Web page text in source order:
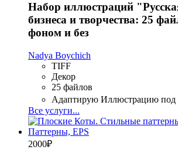
Набор иллюстраций
бизнеса и творчества: 25
фоном и без
Nadya Boychich
TIFF
Декор
25 файлов
Адаптирую Иллюстрацию под
Все услуги...
2000₽